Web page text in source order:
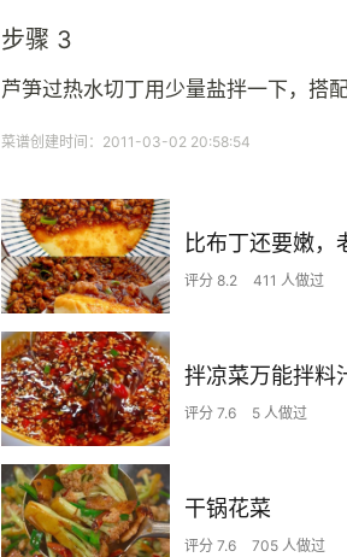
步骤 3
芦笋过热水切丁用少量盐拌一下，搭
菜谱创建时间：2011-03-02 20:58:54
比布丁还要嫩，
评分 8.2 411 人做过
拌凉菜万能拌料
评分 7.6 5 人做过
干锅花菜
评分 7.6 705 人做过